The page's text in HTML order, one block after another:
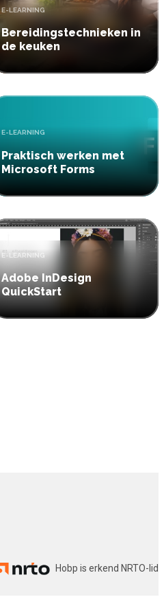
Bereidingstechnieken in
de keuken
TYPE:
E-LEARNING
Praktisch werken met
Microsoft Forms
TYPE:
E-LEARNING
Adobe InDesign
QuickStart
TYPE:
E-LEARNING
Hobp is erkend NRTO-lid